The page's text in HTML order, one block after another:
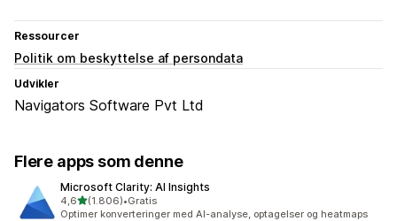
Ressourcer
Politik om beskyttelse af persondata
Udvikler
Navigators Software Pvt Ltd
Flere apps som denne
Microsoft Clarity: AI Insights
4,6ud af 5 stjerner
(1.806)
1806 anmeldelser i alt
•Gratis
Optimer konverteringer med AI-analyse, optagelser og heatmaps